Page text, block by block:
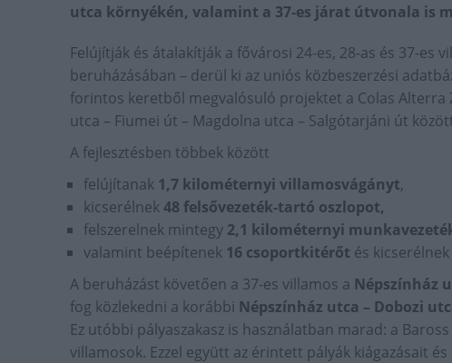
utca környékén, valamint a 37-es járat útvonala is
Felújítják és átalakítják a fővárosi 24-es, 28-as és 37-es
beruházásában – derül ki az uniós közbeszerzési
forintos keretből megvalósuló projektet a Colas Alterra
utca – Fiumei út – Magdolna utca – Salgótarjáni út
A fejlesztésben többek között
felújítanak 1,7 kilométernyi villamosvágányt,
kicserélnek48 felsővezeték-tartó oszlopot,
felszerelnek mintegy 2,1 kilométernyi
valamint beépítenek 16 csoportkitérőt és kicserélnek
A beruházást követően a 37-es villamos a Népszínház
fog közlekedni a korábbi Népszínház utca – Dobozi
Ez utóbbi pályaszakasz is használatban marad: a
villamosok. Ezzel együtt az érintett pályák kiágazásait